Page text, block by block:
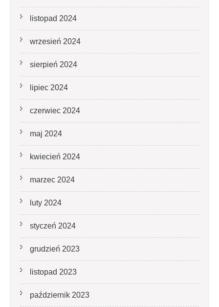
listopad 2024
wrzesień 2024
sierpień 2024
lipiec 2024
czerwiec 2024
maj 2024
kwiecień 2024
marzec 2024
luty 2024
styczeń 2024
grudzień 2023
listopad 2023
październik 2023